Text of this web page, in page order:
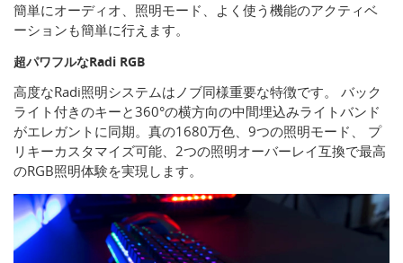
簡単にオーディオ、照明モード、よく使う機能のアクティベ
ーションも簡単に行えます。
超パワフルなRadi RGB
高度なRadi照明システムはノブ同様重要な特徴です。 バック
ライト付きのキーと360°の横方向の中間埋込みライトバンド
がエレガントに同期。真の1680万色、9つの照明モード、 プ
リキーカスタマイズ可能、2つの照明オーバーレイ互換で最高
のRGB照明体験を実現します。